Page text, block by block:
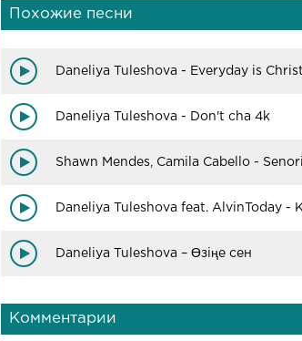
Похожие песни
Daneliya Tuleshova - Everyday is
Daneliya Tuleshova - Don't cha 4k
Daneliya Tuleshova feat. AlvinToday -
Daneliya Tuleshova – Өзіңе сен
Комментарии